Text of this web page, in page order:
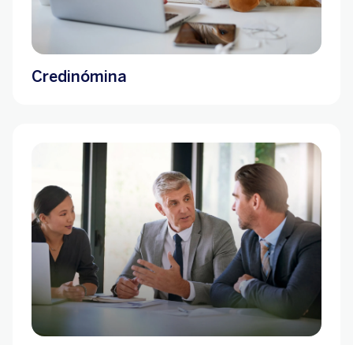
Credinómina